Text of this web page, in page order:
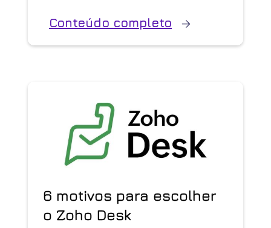
Conteúdo completo
6 motivos para escolher
o Zoho Desk